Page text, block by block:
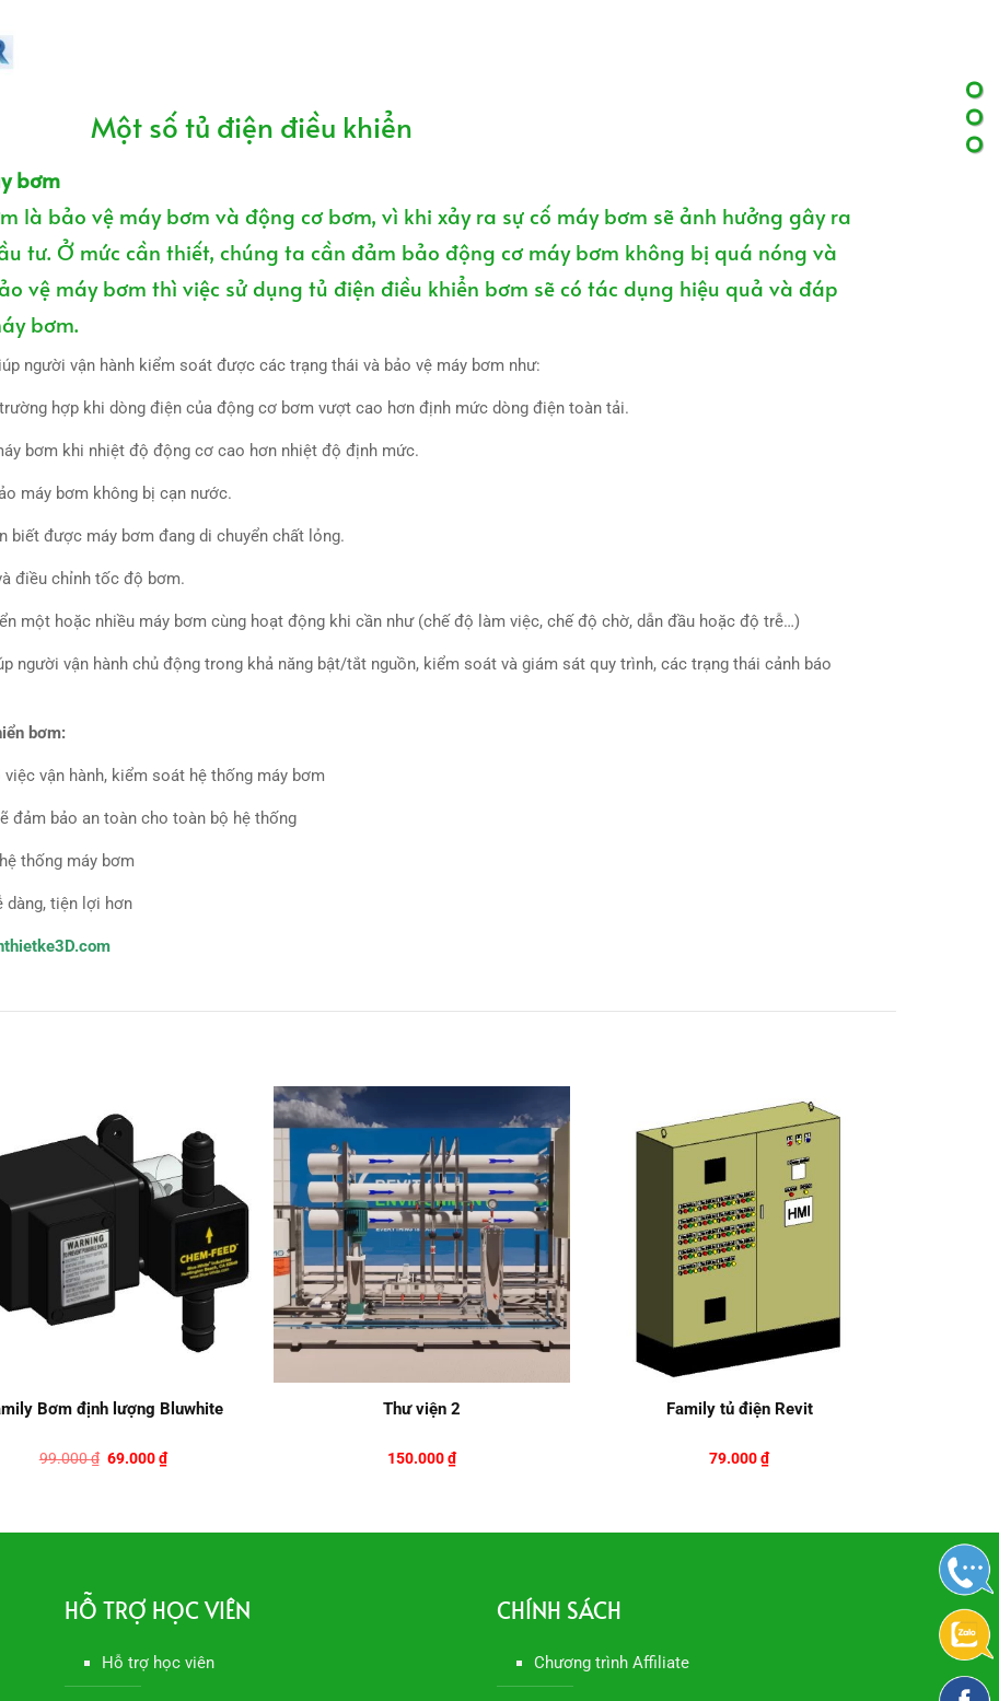
Một số tủ điện điều khiển
bơm
là bảo vệ máy bơm và động cơ bơm, vì khi xảy ra sự cố máy bơm sẽ ảnh hưởng gây ra
tư. Ở mức cần thiết, chúng ta cần đảm bảo động cơ máy bơm không bị quá nóng và
vệ máy bơm thì việc sử dụng tủ điện điều khiển bơm sẽ có tác dụng hiệu quả và đáp
bơm.
người vận hành kiểm soát được các trạng thái và bảo vệ máy bơm như:
hợp khi dòng điện của động cơ bơm vượt cao hơn định mức dòng điện toàn tải.
bơm khi nhiệt độ động cơ cao hơn nhiệt độ định mức.
máy bơm không bị cạn nước.
biết được máy bơm đang di chuyển chất lỏng.
điều chỉnh tốc độ bơm.
một hoặc nhiều máy bơm cùng hoạt động khi cần như (chế độ làm việc, chế độ chờ, dẫn đầu hoặc độ trễ…)
người vận hành chủ động trong khả năng bật/tắt nguồn, kiểm soát và giám sát quy trình, các trạng thái cảnh báo
bơm:
vận hành, kiểm soát hệ thống máy bơm
bảo an toàn cho toàn bộ hệ thống
thống máy bơm
dàng, tiện lợi hơn
Bơm định lượng Bluwhite
99.000₫ Giá
69.000₫Giá
hiện
Thư viện 2
150.000₫
Family tủ điện Revit
79.000₫
HỖ TRỢ HỌC VIÊN
Hỗ trợ học viên
CHÍNH SÁCH
Chương trình Affiliate